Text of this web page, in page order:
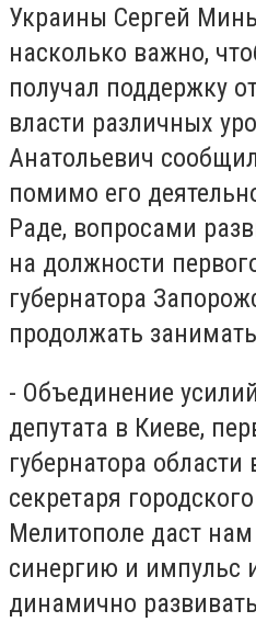
Украины Сергей
насколько важно,
получал поддержку
власти различных
Анатольевич
помимо его
Раде, вопросами
на должности
губернатора
продолжать
- Объединение
депутата в Киеве,
губернатора
секретаря
Мелитополе даст
синергию и импульс
динамично